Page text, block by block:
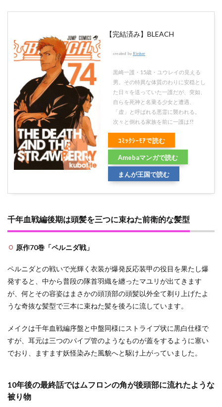
の涅
行
3.3
や滅
却師
にし
た非
道な
人体
実験
4
涅マ
ユリ
ソー
ドの
まと
【完結済み】BLEACH
created by Rinker
黒崎一護・15歳・ユウレイの見える
男。その特異な体質のわりに安穏とし
た日々を送っていた一護だが、突如、
自らを死神と名乗る少女と遭遇、
「虚」と呼ばれる悪霊に襲われる。
次々と倒れる家族を前に一護は!?
ｺﾐｯｸｼｰﾓｱで読む
Amebaマンガで読む
まんが王国で読む
千年血戦編後期は頭髪を三つに束ねた前衛的な髪型
原作70巻「ペルニダ戦」
ペルニダとの戦いで光輝く衣装が爆発反応装甲の役目を果たし爆
発すると、中から普段の隊首羽織を纏ったマユリが出てきます
が、何とその容姿はまさかの頭頂部の頭髪以外全て剃り上げたよ
うな奇抜な髪型で三本に束ねた髪を後ろに流しています。
メイクは千年血戦編序盤と中盤同様にストライプ状に黒白仕様で
すが、耳元は三つのパイプ管のようなものが蓋をするように塞い
でおり、ますます妖怪染みた風貌へと駆け上がっていました。
10年後の最終話ではムフロンの角が後頭部に流れたような
被り物